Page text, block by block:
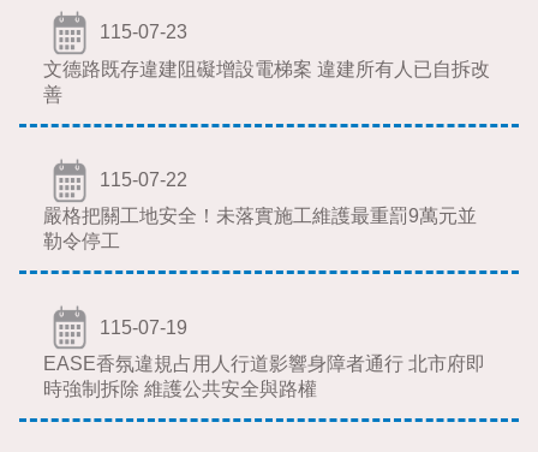
115-07-23
文德路既存違建阻礙增設電梯案 違建所有人已自拆改
善
115-07-22
嚴格把關工地安全！未落實施工維護最重罰9萬元並
勒令停工
115-07-19
EASE香氛違規占用人行道影響身障者通行 北市府即
時強制拆除 維護公共安全與路權